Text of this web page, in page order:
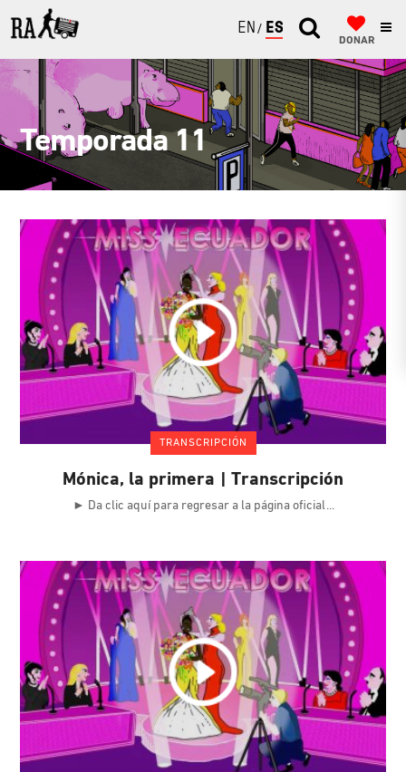
ENGLISH
ESPAÑOL
DONAR
Temporada 11
TRANSCRIPCIÓN
Mónica, la primera | Transcripción
► Da clic aquí para regresar a la página oficial